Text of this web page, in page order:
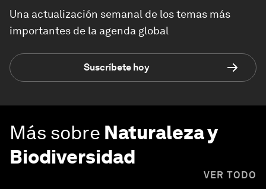
Una actualización semanal de los temas más
importantes de la agenda global
Suscríbete hoy
Más sobre Naturaleza y
Biodiversidad
VER TODO